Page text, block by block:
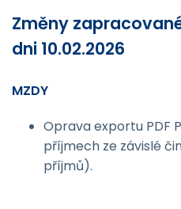
Změny
dni 10.02.2026
MZDY
Oprava exportu PDF
příjmech ze závislé
příjmů).